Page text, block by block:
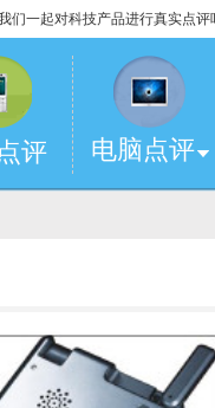
们一起对科技产品进行真实点评
评 电脑点评